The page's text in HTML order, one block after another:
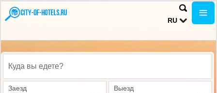
RU
Куда вы едете?
Заезд Выезд